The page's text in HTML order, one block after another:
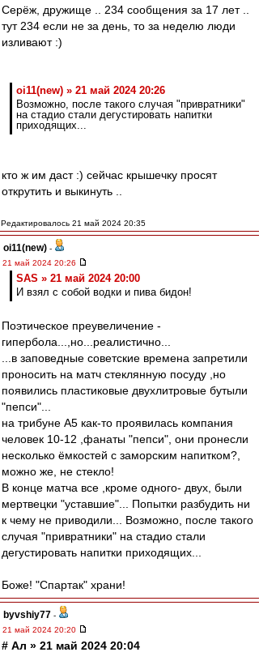
Серёж, дружище .. 234 сообщения за 17 лет ..
тут 234 если не за день, то за неделю люди
изливают :)
oi11(new) » 21 май 2024 20:26
Возможно, после такого случая "привратники"
на стадио стали дегустировать напитки
приходящих...
кто ж им даст :) сейчас крышечку просят
открутить и выкинуть ..
Редактировалось 21 май 2024 20:35
oi11(new) -
21 май 2024 20:26
SAS » 21 май 2024 20:00
И взял с собой водки и пива бидон!
Поэтическое преувеличение -
гипербола...,но...реалистично...
...в заповедные советские времена запретили
проносить на матч стеклянную посуду ,но
появились пластиковые двухлитровые бутыли
"пепси"...
на трибуне А5 как-то проявилась компания
человек 10-12 ,фанаты "пепси", они пронесли
несколько ёмкостей с заморским напитком?,
можно же, не стекло!
В конце матча все ,кроме одного- двух, были
мертвецки "уставшие"... Попытки разбудить ни
к чему не приводили... Возможно, после такого
случая "привратники" на стадио стали
дегустировать напитки приходящих...
Боже! "Спартак" храни!
byvshiy77 -
21 май 2024 20:20
# Ал » 21 май 2024 20:04